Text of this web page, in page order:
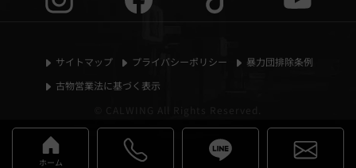
ホーム
サイトマップ プライバシーポリシー
暴力団排除条例
古物営業法に基づく表示